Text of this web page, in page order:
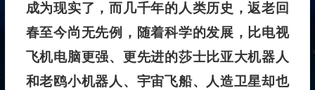
成为现实了，而几千年的人类历史，返老回
春至今尚无先例，随着科学的发展，比电视
飞机电脑更强、更先进的莎士比亚大机器人
和老鸥小机器人、宇宙飞船、人造卫星却也